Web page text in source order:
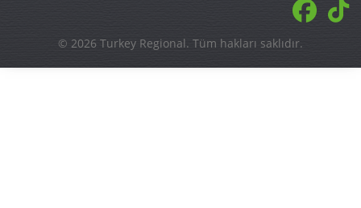
© 2026 Turkey Regional. Tüm hakları saklıdır.